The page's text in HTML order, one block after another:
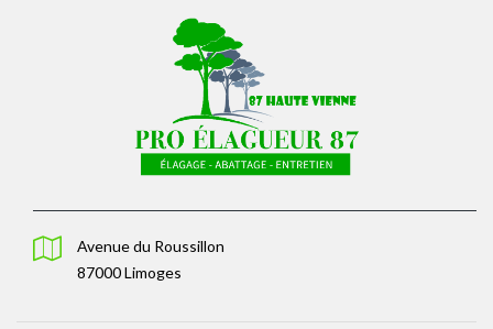
Avenue du Roussillon
87000 Limoges